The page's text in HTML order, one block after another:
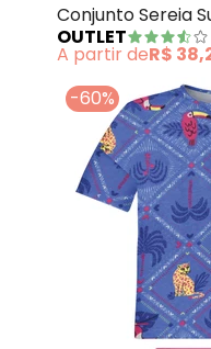
Conjunto Sereia
(Azul)
OUTLET
A partir deR$
-60%